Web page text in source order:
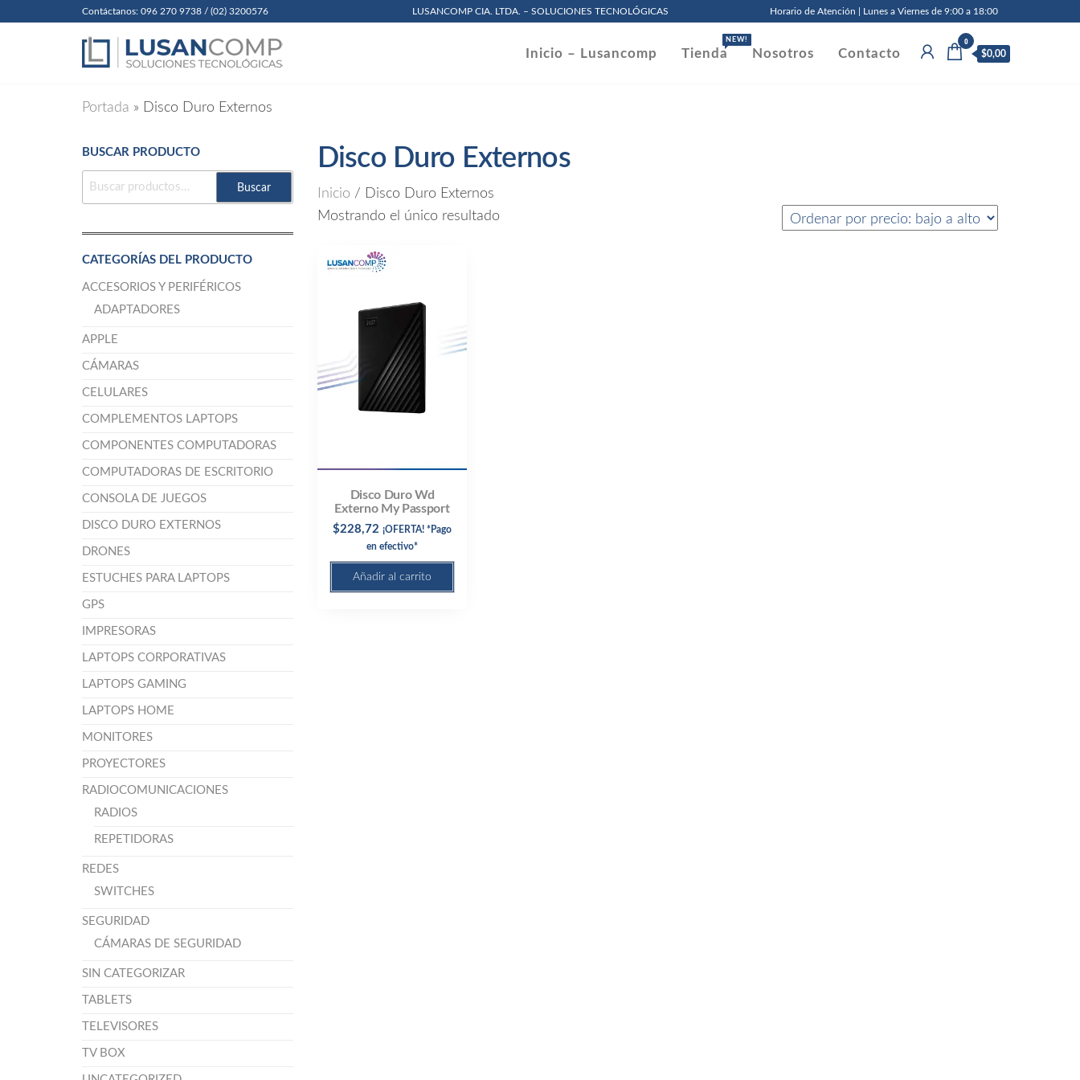
Contáctanos: 096 270 9738 / (02) 3200576 LUSANCOMP CIA. LTDA. – SOLUCIONES TECNOLÓGICAS Horario de Atención | Lunes a Viernes de 9:00 a 18:00
Inicio – Lusancomp Tienda
NEW!
Nosotros Contacto
0
$0,00
Portada » Disco Duro Externos
Disco Duro Externos
Inicio / Disco Duro Externos
Mostrando el único resultado
Disco Duro Wd
Externo My Passport
$228,72 ¡OFERTA! *Pago
en efectivo*
Añadir al carrito
BUSCAR PRODUCTO
BUSCAR
Buscar
CATEGORÍAS DEL PRODUCTO
ACCESORIOS Y PERIFÉRICOS
ADAPTADORES
APPLE
CÁMARAS
CELULARES
COMPLEMENTOS LAPTOPS
COMPONENTES COMPUTADORAS
COMPUTADORAS DE ESCRITORIO
CONSOLA DE JUEGOS
DISCO DURO EXTERNOS
DRONES
ESTUCHES PARA LAPTOPS
GPS
IMPRESORAS
LAPTOPS CORPORATIVAS
LAPTOPS GAMING
LAPTOPS HOME
MONITORES
PROYECTORES
RADIOCOMUNICACIONES
RADIOS
REPETIDORAS
REDES
SWITCHES
SEGURIDAD
CÁMARAS DE SEGURIDAD
SIN CATEGORIZAR
TABLETS
TELEVISORES
TV BOX